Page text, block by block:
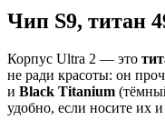
Чип S9, титан
Корпус Ultra 2 — это
не ради красоты: он
и Black Titanium
удобно, если носите их и